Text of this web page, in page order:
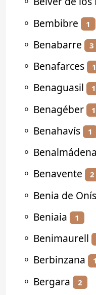
⚬ Bembibre 1
⚬ Benabarre 3
⚬ Benafarces 1
⚬ Benaguasil 1
⚬ Benagéber 1
⚬ Benahavís 1
⚬ Benalmádena
⚬ Benavente 2
⚬ Benia de Onís
⚬ Beniaia 1
⚬ Benimaurell
⚬ Berbinzana 1
⚬ Bergara 2